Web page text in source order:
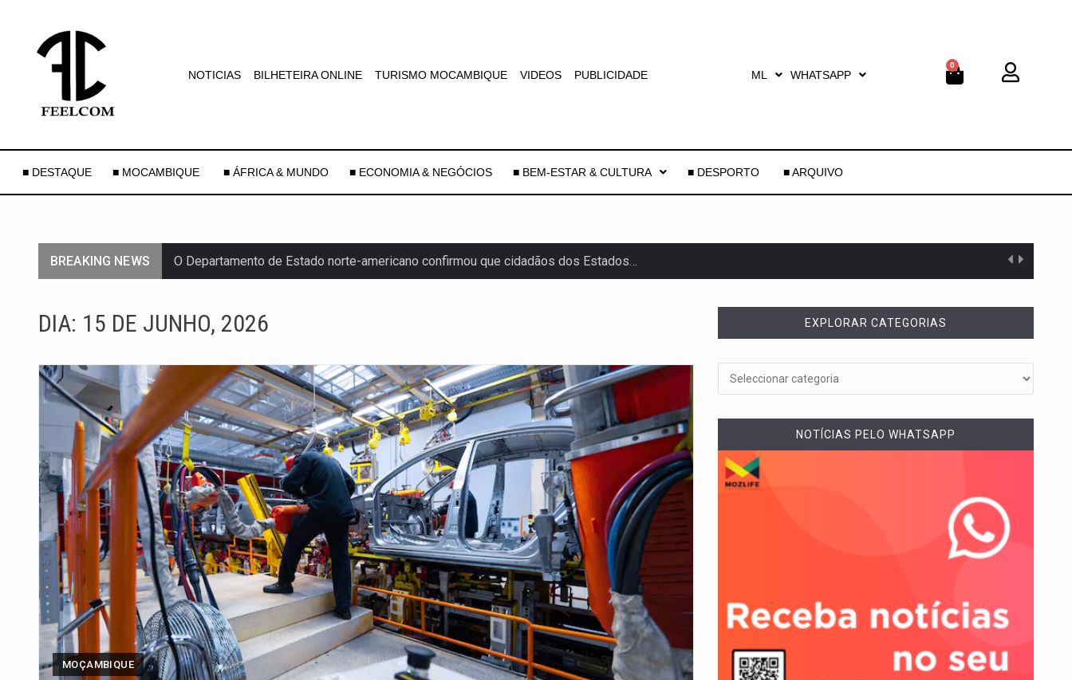
NOTICIAS BILHETEIRA ONLINE TURISMO MOCAMBIQUE VIDEOS PUBLICIDADE ML WHATSAPP
0
■ DESTAQUE ■ MOCAMBIQUE ■ ÁFRICA & MUNDO ■ ECONOMIA & NEGÓCIOS ■ BEM-ESTAR & CULTURA ■ DESPORTO ■ ARQUIVO
BREAKING NEWS O Departamento de Estado norte-americano confirmou que cidadãos dos Estados…
A descoberta representa um marco para a astronomia moderna. Embora…
Segundo as autoridades canadianas, mais de 200 incêndios florestais continuam…
De acordo com as autoridades de saúde da Faixa de…
Um dos casos mais graves envolveu a residência de Sam…
A cidade de Bunia, capital da província de Ituri, tornou-se…
O Senado dos Estados Unidos aprovou, no dia 7 de…
Legislação, renomeada em homenagem ao falecido senador Lindsey Graham, foi…
A nova legislação estabelece um prazo de 180 dias para…
DIA: 15 DE JUNHO, 2026
MOÇAMBIQUE
EXPLORAR CATEGORIAS
NOTÍCIAS PELO WHATSAPP